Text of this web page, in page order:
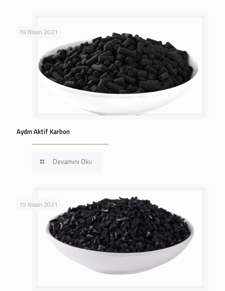
19 Nisan 2021
Aydın Aktif Karbon
Devamını Oku
19 Nisan 2021